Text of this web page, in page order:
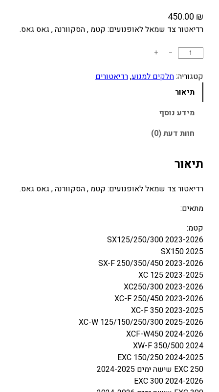
450.00 ₪
רדיאטור צד שמאל לאופנועים: קטמ , הסקוורנה , גאס גאס.
ו
ש
א
ט
ר
צ
ש
מ
א
ל
K
T
M
H
U
S
Q
G
A
S
−
+
קטגוריה:חלקים למנוע, רדיאטורים
תיאור
מידע נוסף
חוות דעת (0)
תיאור
רדיאטור צד שמאל לאופנועים: קטמ , הסקוורנה , גאס גאס.
מתאים:
קטמ:
SX125/250/300 2023-2026
SX150 2025
SX-F 250/350/450 2023-2026
XC 125 2023-2025
XC250/300 2023-2026
XC-F 250/450 2023-2026
XC-F 350 2023-2025
XC-W 125/150/250/300 2025-2026
XCF-W450 2024-2026
XW-F 350/500 2024
EXC 150/250 2024-2025
EXC 250 שישה ימים 2024-2025
EXC 300 2024-2026